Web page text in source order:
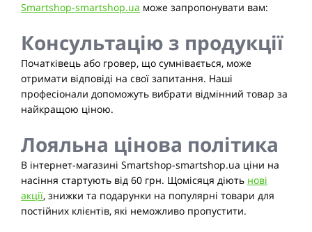
Smartshop-smartshop.ua може запропонувати вам:
Консультацію з продукції
Початківець або гровер, що сумнівається, може
отримати відповіді на свої запитання. Наші
професіонали допоможуть вибрати відмінний товар за
найкращою ціною.
Лояльна цінова політика
В інтернет-магазині Smartshop-smartshop.ua ціни на
насіння стартують від 60 грн. Щомісяця діють нові
акції, знижки та подарунки на популярні товари для
постійних клієнтів, які неможливо пропустити.